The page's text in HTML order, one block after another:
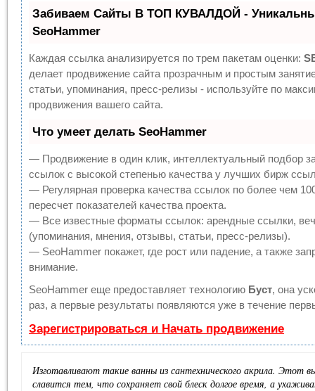
Забиваем Сайты В ТОП КУВАЛДОЙ -
SeoHammer
Каждая ссылка анализируется по трем пакетам оценки:
делает продвижение сайта прозрачным и простым
статьи, упоминания, пресс-релизы - используйте по
продвижения вашего сайта.
Что умеет делать SeoHammer
— Продвижение в один клик, интеллектуальный подбор
ссылок с высокой степенью качества у лучших бирж
— Регулярная проверка качества ссылок по более чем
пересчет показателей качества проекта.
— Все известные форматы ссылок: арендные ссылки,
(упоминания, мнения, отзывы, статьи, пресс-релизы).
— SeoHammer покажет, где рост или падение, а также
внимание.
SeoHammer еще предоставляет технологию Буст, она
раз, а первые результаты появляются уже в течение
Зарегистрироваться и Начать продвижение
Изготавливают такие ванны из сантехнического акрила. Этот
славится тем, что сохраняет свой блеск долгое время, а